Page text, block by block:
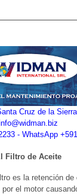
Cruz de la
- WhatsApp
Filtro de Aceite
es la retención
el motor